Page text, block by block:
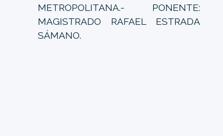
METROPOLITANA.- PONENTE:
MAGISTRADO RAFAEL ESTRADA
SÁMANO.